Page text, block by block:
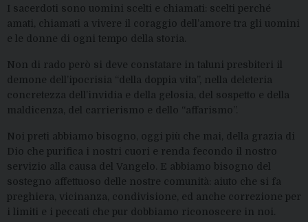
I sacerdoti sono uomini scelti e chiamati: scelti perché
amati, chiamati a vivere il coraggio dell’amore tra gli uomini
e le donne di ogni tempo della storia.
Non di rado però si deve constatare in taluni presbiteri il
demone dell’ipocrisia “della doppia vita”, nella deleteria
concretezza dell’invidia e della gelosia, del sospetto e della
maldicenza, del carrierismo e dello “affarismo”.
Noi preti abbiamo bisogno, oggi più che mai, della grazia di
Dio che purifica i nostri cuori e renda fecondo il nostro
servizio alla causa del Vangelo.
E abbiamo bisogno del
sostegno affettuoso delle nostre comunità aiuto che si fa
preghiera, vicinanza condivisione, ed anche correzione per
i limiti e i peccati che pur dobbiamo riconoscere in noi.